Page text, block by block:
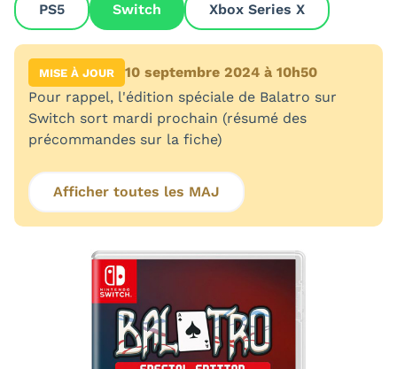
PS5 Switch Xbox Series X
MISE À JOUR
10 septembre 2024 à 10h50
Pour rappel, l'édition spéciale de Balatro sur
Switch sort mardi prochain (résumé des
précommandes sur la fiche)
Afficher toutes les MAJ